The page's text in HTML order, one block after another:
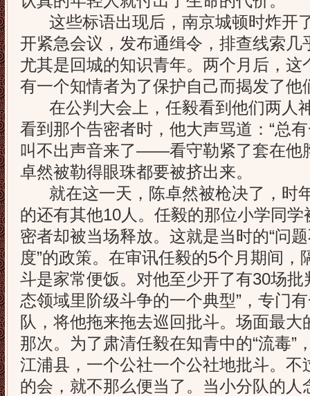
这些标语出现后，南京城顿时炸开
开紧急会议，发布通缉令，排查线索
尤其是回城的知识青年。两个月后，
有一个知情者为了保护自己而揭发了他
在公判大会上，任毅看到他们两人
看到那个告密者时，他大声骂道：“总
叫不出声音来了——看守勒紧了套在他
卓然被勒得眼珠都要被挤出来。
就在这一天，陈卓然被枪决了，时
的还有其他10人。任毅的那位小学同
密者却被当场释放。这就是当时的“问
度”的政策。在审讯任毅的5个月期间
斗是家常便饭。对他至少开了有30场批
态领域里阶级斗争的一个典型”，专门
队，将他拖来拖去巡回批斗。场面最
那次。为了肃清任毅在知青中的“流毒”
江浦县，一个公社一个公社地批斗。不
的会，就不那么便当了。当小分队的